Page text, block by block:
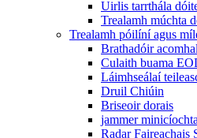
Uirlis tarrthála
Trealamh múchta
Trealamh póilíní agus
Brathadóir
Culaith buama
Láimhseálaí
Druil Chiúin
Briseoir dorais
jammer minicíochta
Radar Faireachais